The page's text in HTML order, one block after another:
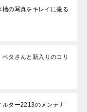
の写真をキレイに撮る
タさんと新入りのコリ
ルター2213のメンテナ